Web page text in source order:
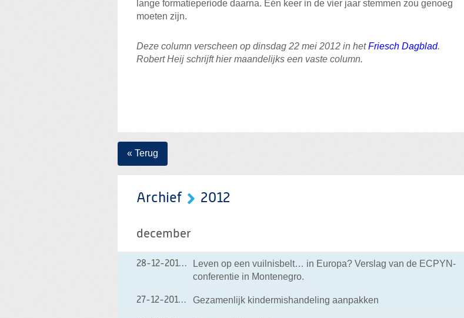
lange formatieperiode daarna. Eén keer in de vier jaar stemmen zou genoeg
moeten zijn.
Deze column verscheen op dinsdag 22 mei 2012 in hetFriesch Dagblad.
Robert Heij schrijft hier maandelijks een vaste column.
« Terug
Archief 2012
december
28-12-201228-12-2012 20:40
Leven op een vuilnisbelt… in Europa? Verslag van de ECPYN-
conferentie in Montenegro.
27-12-201227-12-2012 18:17
Gezamenlijk kindermishandeling aanpakken